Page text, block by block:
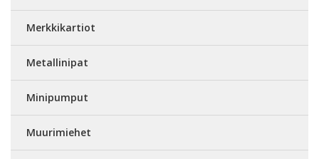
Merkkikartiot
Metallinipat
Minipumput
Muurimiehet